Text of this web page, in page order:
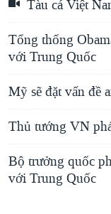
Tàu cá Việt
Tổng thống
với Trung Quốc
Mỹ sẽ đặt vấn đề
Thủ tướng VN
Bộ trưởng quốc
với Trung Quốc